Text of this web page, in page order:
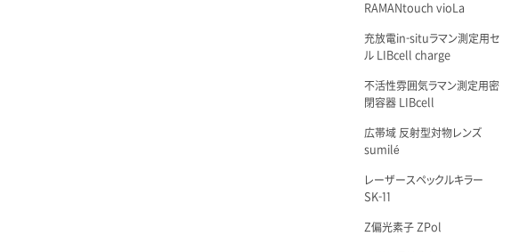
RAMANtouch vioLa
充放電in-situラマン測定用セ
ル LIBcell charge
不活性雰囲気ラマン測定用密
閉容器 LIBcell
広帯域 反射型対物レンズ
sumilé
レーザースペックルキラー
SK-11
Z偏光素子 ZPol